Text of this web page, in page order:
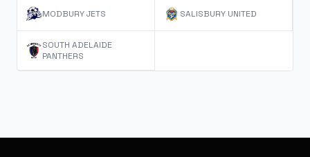
MODBURY JETS SALISBURY UNITED
SOUTH ADELAIDE
PANTHERS